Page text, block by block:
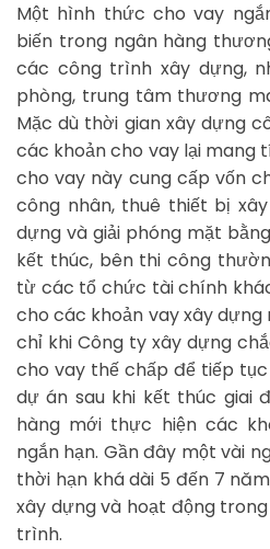
Một hình thức cho vay
biến trong ngân hàng
các công trình xây dựng,
phòng, trung tâm thương
Mặc dù thời gian xây dựng
các khoản cho vay lại mang
cho vay này cung cấp vốn
công nhân, thuê thiết bị
dựng và giải phóng mặt
kết thúc, bên thi công
từ các tổ chức tài chính
cho các khoản vay xây
chỉ khi Công ty xây dựng
cho vay thế chấp để tiếp
dự án sau khi kết thúc giai
hàng mới thực hiện các
ngắn hạn. Gần đây một vài
thời hạn khá dài 5 đến 7
xây dựng và hoạt động
trình.